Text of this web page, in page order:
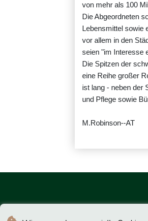
von mehr als 100
Die Abgeordneten
Lebensmittel sowie
vor allem in den
seien "im Interesse
Die Spitzen der
eine Reihe großer
ist lang - neben der
und Pflege sowie
M.Robinson--AT